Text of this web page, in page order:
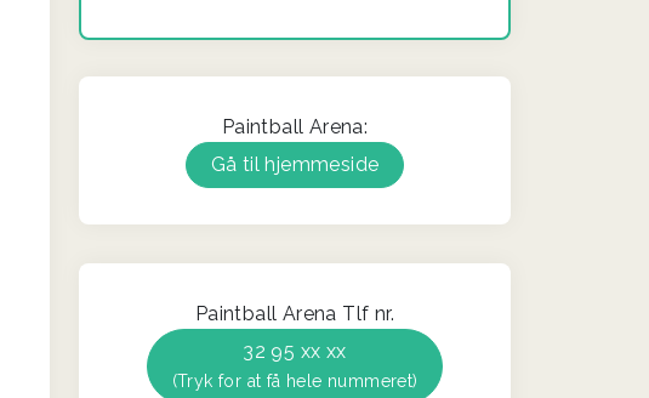
Paintball Arena:
Gå til hjemmeside
Paintball Arena Tlf nr.
32 95 xx xx
(Tryk for at få hele nummeret)